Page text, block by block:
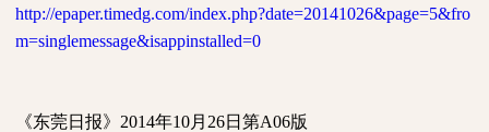
http://epaper.timedg.com/index.php?date=20141026&page=5&fro
m=singlemessage&isappinstalled=0
《东莞日报》 2014年10月 26日第A06版